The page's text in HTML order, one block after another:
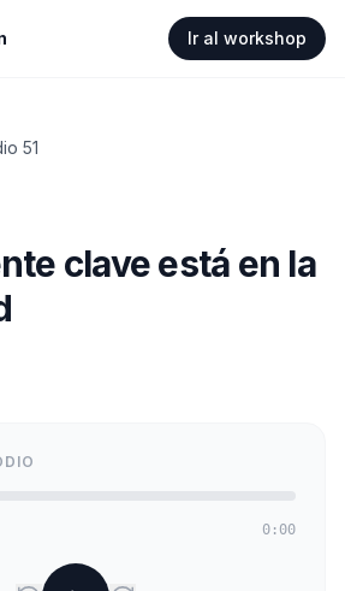
Ir al workshop
51
clave está en la
0:00